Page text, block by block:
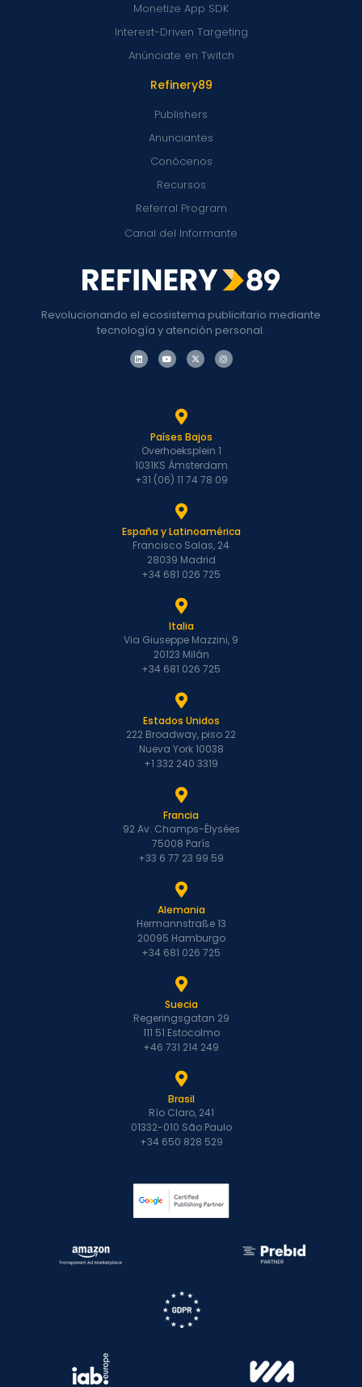
Revolucionando el ecosistema publicitario mediante
tecnología y atención personal.
Refinery89
Publishers
Anunciantes
Conócenos
Recursos
Referral Program
Canal del Informante
Monetize App SDK
Interest-Driven Targeting
Anúnciate en Twitch
Países Bajos
Overhoeksplein 1
1031KS Ámsterdam
+31 (06) 11 74 78 09
España y Latinoamérica
Francisco Salas, 24
28039 Madrid
+34 681 026 725
Italia
Via Giuseppe Mazzini, 9
20123 Milán
+34 681 026 725
Estados Unidos
222 Broadway, piso 22
Nueva York 10038
+1 332 240 3319
Francia
92 Av. Champs-Élysées
75008 París
+33 6 77 23 99 59
Alemania
Hermannstraße 13
20095 Hamburgo
+34 681 026 725
Suecia
Regeringsgatan 29
111 51 Estocolmo
+46 731 214 249
Brasil
Río Claro, 241
01332-010 São Paulo
+34 650 828 529